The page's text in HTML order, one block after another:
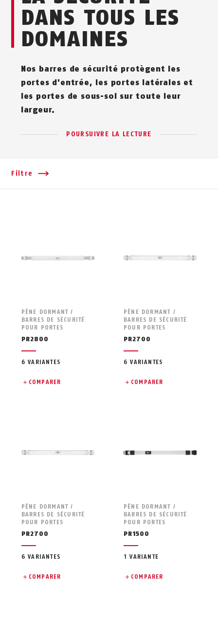
DANS TOUS LES
DOMAINES
Nos barres de sécurité protègent les
portes d'entrée, les portes latérales et
les portes de sous-sol sur toute leur
largeur.
POURSUIVRE LA LECTURE
Filtre
PÊNE DORMANT /
BARRES DE SÉCURITÉ
POUR PORTES
PR2800
6 VARIANTES
COMPARER
PÊNE DORMANT /
BARRES DE SÉCURITÉ
POUR PORTES
PR2700
6 VARIANTES
COMPARER
PÊNE DORMANT /
BARRES DE SÉCURITÉ
POUR PORTES
PR2700
6 VARIANTES
COMPARER
PÊNE DORMANT /
BARRES DE SÉCURITÉ
POUR PORTES
PR1500
1 VARIANTE
COMPARER